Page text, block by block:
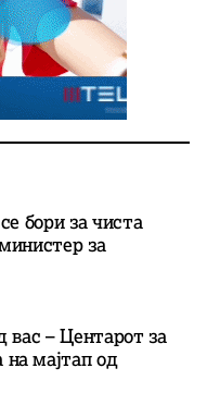
бори за чиста
за
вас – Центарот за
мајтап од